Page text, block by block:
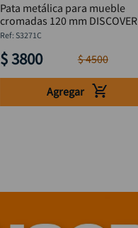
Pata metálica para mueble
cromadas 120 mm DISCOVER
: S3271C
$3800 $4500
Agregar